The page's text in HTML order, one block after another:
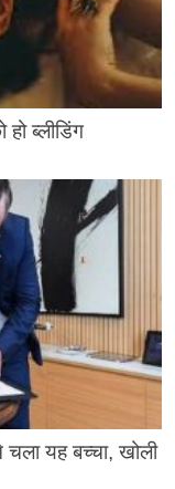
ब्लीडिंग
यह बच्चा, खोली